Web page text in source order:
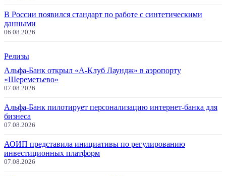
В России появился стандарт по работе с синтетическими
данными
06.08.2026
Релизы
Альфа-Банк открыл «А-Клуб Лаундж» в аэропорту
«Шереметьево»
07.08.2026
Альфа-Банк пилотирует персонализацию интернет-банка для
бизнеса
07.08.2026
АОИП представила инициативы по регулированию
инвестиционных платформ
07.08.2026